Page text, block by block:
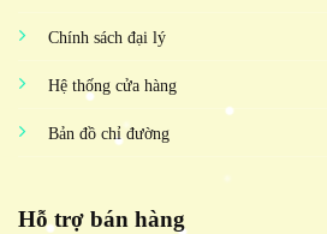
Chính sách đại lý
Hệ thống cửa hàng
Bản đồ chỉ đường
Hỗ trợ bán hàng